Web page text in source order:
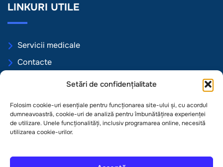
Setări de confidențialitate
Folosim cookie-uri esențiale pentru funcționarea site-ului și, cu acordul
dumneavoastră, cookie-uri de analiză pentru îmbunătățirea experienței
de utilizare. Unele funcționalități, inclusiv programarea online, necesită
utilizarea cookie-urilor.
LINKURI UTILE
Servicii medicale
Contacte
Programări online
Politica de Cookie
Termeni și condiții